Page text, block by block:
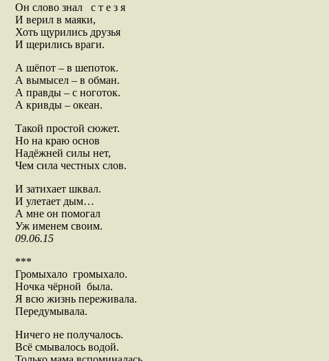
Он слово знал с т е з я
И верил в маяки,
Хоть щурились друзья
И щерились враги.
А шёпот – в шепоток.
А вымысел – в обман.
А правды – с ноготок.
А кривды – океан.
Такой простой сюжет.
Но на краю основ
Надёжней силы нет,
Чем сила честных слов.
И затихает шквал.
И улетает дым…
А мне он помогал
Уж именем своим.
09.06.15
***
Громыхало громыхало.
Ночка чёрной была.
Я всю жизнь переживала.
Передумывала.
Ничего не получалось.
Всё смывалось водой.